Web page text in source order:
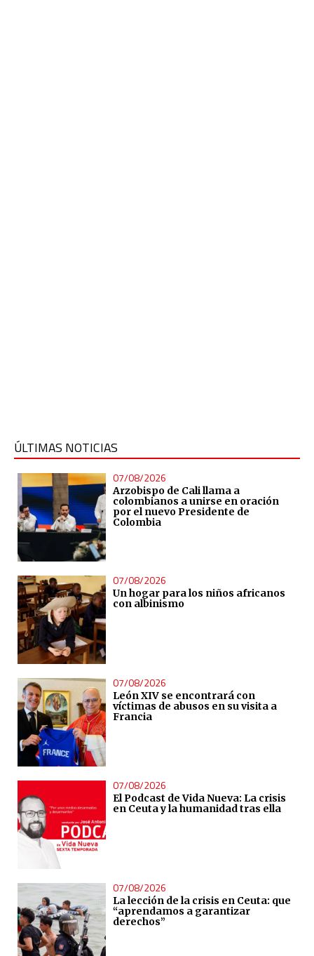
ÚLTIMAS NOTICIAS
07/08/2026
Arzobispo de Cali llama a
colombianos a unirse en oración
por el nuevo Presidente de
Colombia
07/08/2026
Un hogar para los niños africanos
con albinismo
07/08/2026
León XIV se encontrará con
víctimas de abusos en su visita a
Francia
07/08/2026
El Podcast de Vida Nueva: La crisis
en Ceuta y la humanidad tras ella
07/08/2026
La lección de la crisis en Ceuta: que
“aprendamos a garantizar
derechos”